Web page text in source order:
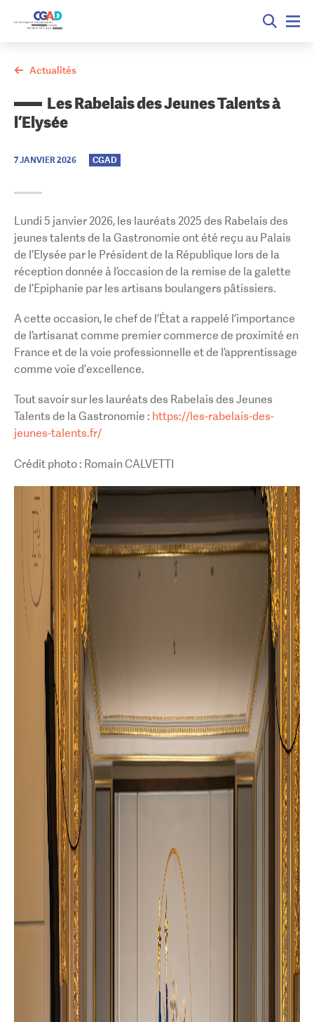
Actualités
Les Rabelais des Jeunes Talents à
l’Elysée
7 JANVIER 2026 CGAD
Lundi 5 janvier 2026, les lauréats 2025 des Rabelais des
jeunes talents de la Gastronomie ont été reçu au Palais
de l’Elysée par le Président de la République lors de la
réception donnée à l’occasion de la remise de la galette
de l’Epiphanie par les artisans boulangers pâtissiers.
A cette occasion, le chef de l’État a rappelé l’importance
de l’artisanat comme premier commerce de proximité en
France et de la voie professionnelle et de l’apprentissage
comme voie d’excellence.
Tout savoir sur les lauréats des Rabelais des Jeunes
Talents de la Gastronomie : https://les-rabelais-des-
jeunes-talents.fr/
Crédit photo : Romain CALVETTI